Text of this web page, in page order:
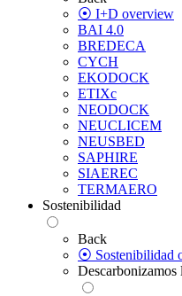
⦿ I+D overview
BAI 4.0
BREDECA
CYCH
EKODOCK
ETIXc
NEODOCK
NEUCLICEM
NEUSBED
SAPHIRE
SIAEREC
TERMAERO
Sostenibilidad
Back
⦿ Sostenibilidad
Descarbonizamos